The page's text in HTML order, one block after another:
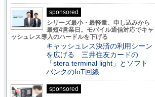
sponsored
シリーズ最小・最軽量、申し込みから
最短4営業日。モバイル通信対応でキャ
ッシュレス導入のハードルを下げる
キャッシュレス決済の利用シーン
を広げる 三井住友カードの
「stera terminal light」とソフト
バンクのIoT回線
sponsored